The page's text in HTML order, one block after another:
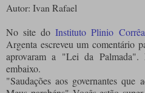
Autor: Ivan Rafael
No site doInstituto Plinio
Argenta escreveu um comentário
aprovaram a "Lei da Palmada".
embaixo.
"Saudações aos governantes que